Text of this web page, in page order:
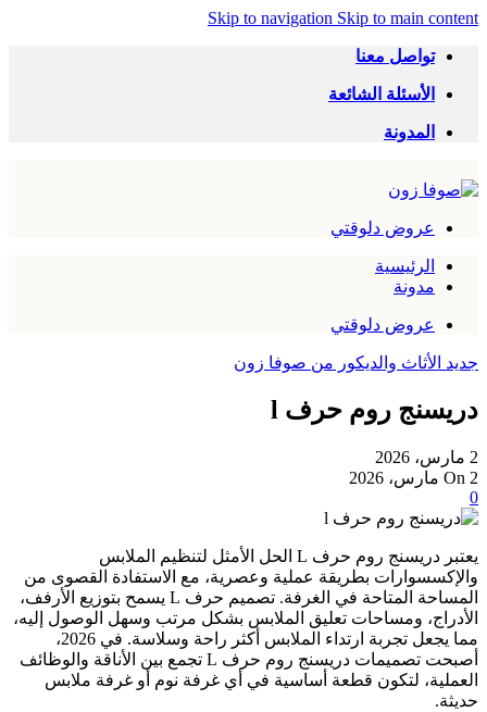
Skip to navigation Skip to main content
تواصل معنا
الأسئلة الشائعة
المدونة
عروض دلوقتي
الرئيسية
مدونة
عروض دلوقتي
جديد الأثاث والديكور من صوفا زون
دريسنج روم حرف l
2 مارس، 2026
On 2 مارس، 2026
0
يعتبر دريسنج روم حرف L الحل الأمثل لتنظيم الملابس
والإكسسوارات بطريقة عملية وعصرية، مع الاستفادة القصوى من
المساحة المتاحة في الغرفة. تصميم حرف L يسمح بتوزيع الأرفف،
الأدراج، ومساحات تعليق الملابس بشكل مرتب وسهل الوصول إليه،
مما يجعل تجربة ارتداء الملابس أكثر راحة وسلاسة. في 2026،
أصبحت تصميمات دريسنج روم حرف L تجمع بين الأناقة والوظائف
العملية، لتكون قطعة أساسية في أي غرفة نوم أو غرفة ملابس
حديثة.